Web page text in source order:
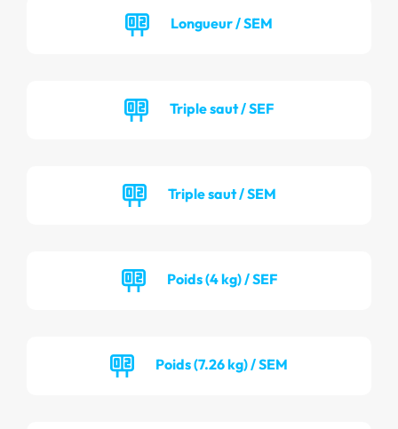
Longueur / SEM
Triple saut / SEF
Triple saut / SEM
Poids (4 kg) / SEF
Poids (7.26 kg) / SEM